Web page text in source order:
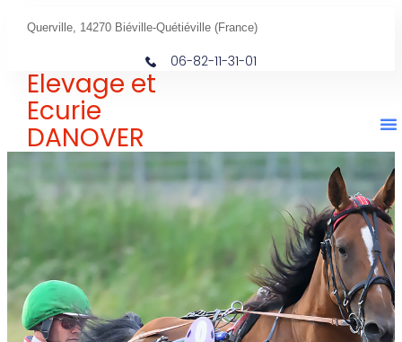
Querville, 14270 Biéville-Quétiéville (France)
06-82-11-31-01
Elevage et
Ecurie
DANOVER